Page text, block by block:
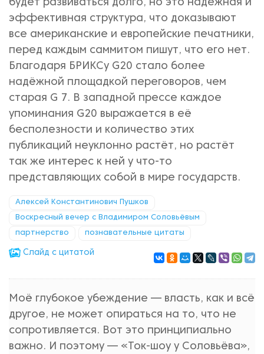
будет развиваться долго, но это надежная и
эффективная структура, что доказывают
все американские и европейские печатники,
перед каждым саммитом пишут, что его нет.
Благодаря БРИКСу G20 стало более
надёжной площадкой переговоров, чем
старая G 7. В западной прессе каждое
упоминания G20 выражается в её
бесполезности и количество этих
публикаций неуклонно растёт, но растёт
так же интерес к ней у что-то
представляющих собой в мире государств.
Алексей Константинович Пушков
Воскресный вечер с Владимиром Соловьёвым
партнерство познавательные цитаты
Cлайд с цитатой
Моё глубокое убеждение — власть, как и всё
другое, не может опираться на то, что не
сопротивляется. Вот это принципиально
важно. И поэтому — «Ток-шоу у Соловьёва»,